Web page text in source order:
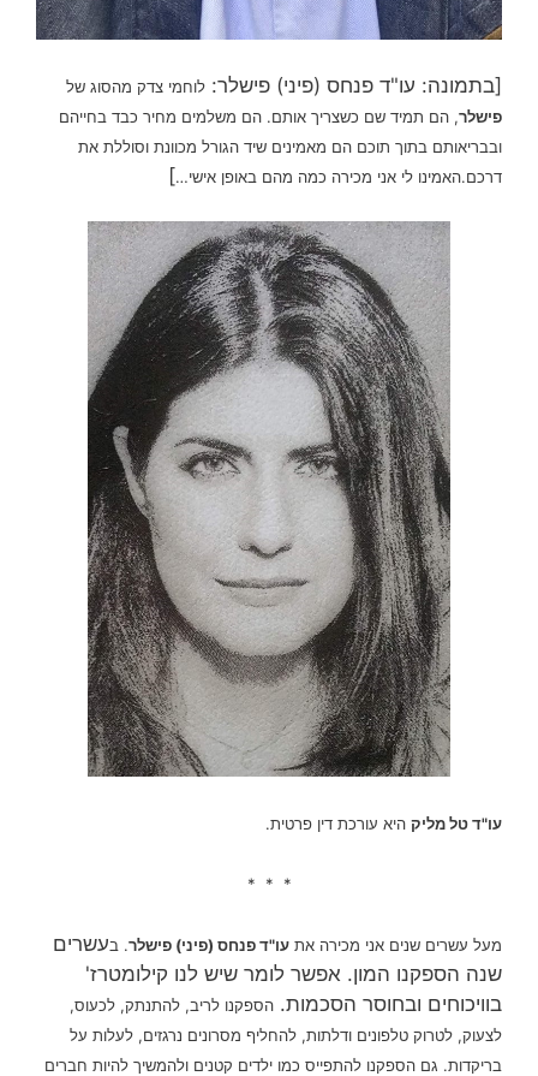
[בתמונה: עו"ד פנחס (פיני) פישלר: לוחמי צדק מהסוג של
פישלר, הם תמיד שם כשצריך אותם. הם משלמים מחיר כבד בחייהם
ובבריאותם בתוך תוכם הם מאמינים שיד הגורל מכוונת וסוללת את
דרכם.האמינו לי אני מכירה כמה מהם באופן אישי…]
עו"ד טל מליק היא עורכת דין פרטית.
* * *
מעל עשרים שנים אני מכירה את עו"ד פנחס (פיני) פישלר. בעשרים
שנה הספקנו המון. אפשר לומר שיש לנו קילומטרז'
בוויכוחים ובחוסר הסכמות. הספקנו לריב, להתנתק, לכעוס,
לצעוק, לטרוק טלפונים ודלתות, להחליף מסרונים נרגזים, לעלות על
בריקדות. גם הספקנו להתפייס כמו ילדים קטנים ולהמשיך להיות חברים